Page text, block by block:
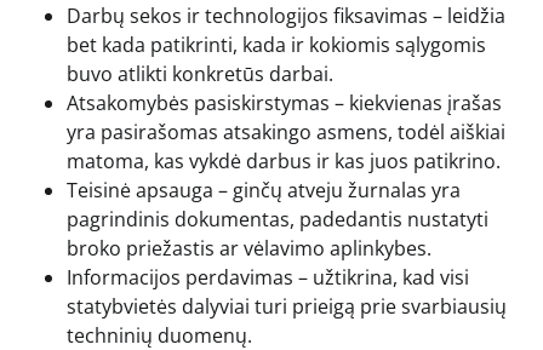
Darbų sekos ir technologijos fiksavimas – leidžia
bet kada patikrinti, kada ir kokiomis sąlygomis
buvo atlikti konkretūs darbai.
Atsakomybės pasiskirstymas – kiekvienas įrašas
yra pasirašomas atsakingo asmens, todėl aiškiai
matoma, kas vykdė darbus ir kas juos patikrino.
Teisinė apsauga – ginčų atveju žurnalas yra
pagrindinis dokumentas, padedantis nustatyti
broko priežastis ar vėlavimo aplinkybes.
Informacijos perdavimas – užtikrina, kad visi
statybvietės dalyviai turi prieigą prie svarbiausių
techninių duomenų.